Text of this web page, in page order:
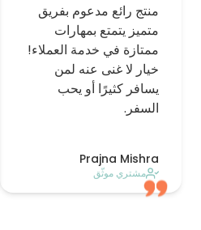
منتج رائع مدعوم بفريق
متميز يتمتع بمهارات
ممتازة في خدمة العملاء!
خيار لا غنى عنه لمن
يسافر كثيرًا أو يحب
السفر.
Prajna Mishra
مشتري موثّق